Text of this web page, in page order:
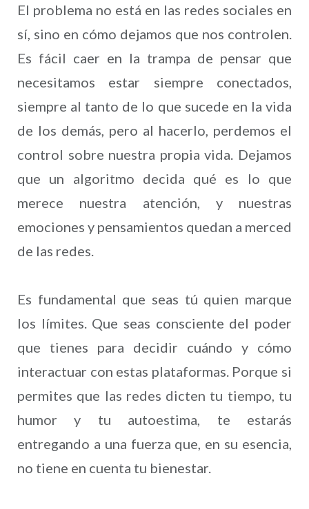
El problema no está en las redes sociales en
sí, sino en cómo dejamos que nos controlen.
Es fácil caer en la trampa de pensar que
necesitamos estar siempre conectados,
siempre al tanto de lo que sucede en la vida
de los demás, pero al hacerlo, perdemos el
control sobre nuestra propia vida. Dejamos
que un algoritmo decida qué es lo que
merece nuestra atención, y nuestras
emociones y pensamientos quedan a merced
de las redes.
Es fundamental que seas tú quien marque
los límites. Que seas consciente del poder
que tienes para decidir cuándo y cómo
interactuar con estas plataformas. Porque si
permites que las redes dicten tu tiempo, tu
humor y tu autoestima, te estarás
entregando a una fuerza que, en su esencia,
no tiene en cuenta tu bienestar.